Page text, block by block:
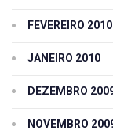
FEVEREIRO 2010
JANEIRO 2010
DEZEMBRO
NOVEMBRO